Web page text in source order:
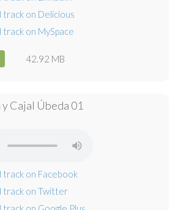
42.92 MB
Cajal Úbeda 01